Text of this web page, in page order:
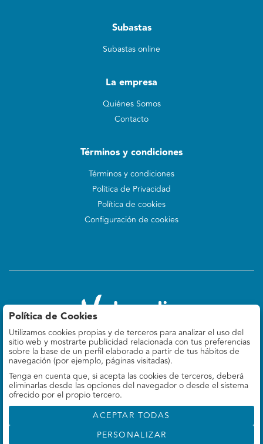
Subastas
Subastas online
La empresa
Quiénes Somos
Contacto
Términos y condiciones
Términos y condiciones
Política de Privacidad
Política de cookies
Configuración de cookies
Valoralia
Felipe IV 9, 5º Izq
28014 Madrid, ES
660 78 69 37
info@valoralia.es
Política de Cookies
Utilizamos cookies propias y de terceros para analizar el uso del
sitio web y mostrarte publicidad relacionada con tus preferencias
sobre la base de un perfil elaborado a partir de tus hábitos de
navegación (por ejemplo, páginas visitadas).
Tenga en cuenta que, si acepta las cookies de terceros, deberá
eliminarlas desde las opciones del navegador o desde el sistema
ofrecido por el propio tercero.
ACEPTAR TODAS
PERSONALIZAR